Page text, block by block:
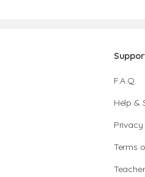
F.A.Q.
Help &
Terms